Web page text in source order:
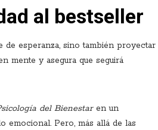
al bestseller
esperanza, sino también proyectar
mente y asegura que seguirá
del Bienestaren un
Pero, más allá de las